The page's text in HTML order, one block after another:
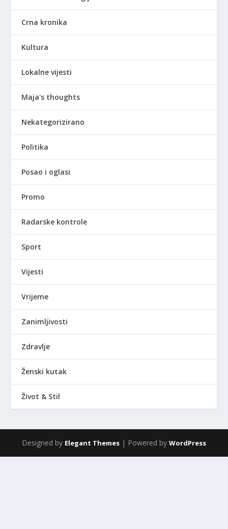
Crna kronika
Kultura
Lokalne vijesti
Maja's thoughts
Nekategorizirano
Politika
Posao i oglasi
Promo
Radarske kontrole
Sport
Vijesti
Vrijeme
Zanimljivosti
Zdravlje
Ženski kutak
Život & Stil
Designed by Elegant Themes | Powered by WordPress